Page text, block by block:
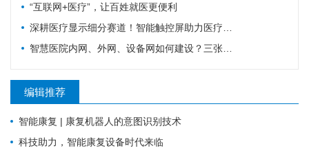
“互联网+医疗”，让百姓就医更便利
深耕医疗显示细分赛道！智能触控屏助力医疗行业数字化革新
智慧医院内网、外网、设备网如何建设？三张拓扑图搞清楚
编辑推荐
智能康复 | 康复机器人的意图识别技术
科技助力，智能康复设备时代来临